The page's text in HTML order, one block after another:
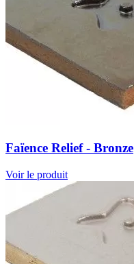
Faïence Relief - Bronze
Voir le produit